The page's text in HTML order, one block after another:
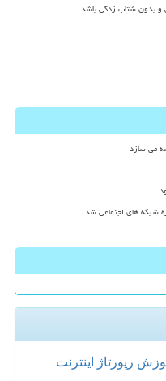
و بدون شتاب زدگی باشد
می سازد
شبکه های اجتماعی شد
رپورتاژ
اینترنت